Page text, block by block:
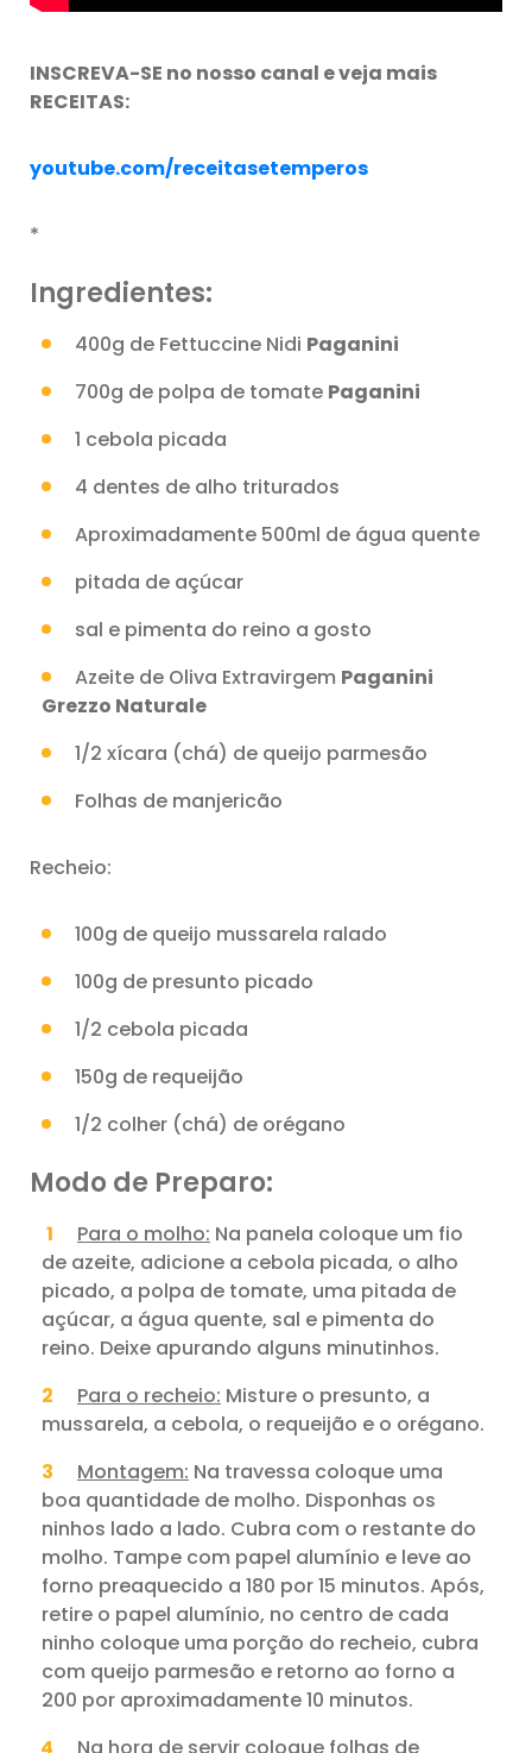
INSCREVA-SE no nosso canal e veja mais
RECEITAS:
youtube.com/receitasetemperos
*
Ingredientes:
400g de Fettuccine Nidi Paganini
700g de polpa de tomate Paganini
1 cebola picada
4 dentes de alho triturados
Aproximadamente 500ml de água quente
pitada de açúcar
sal e pimenta do reino a gosto
Azeite de Oliva Extravirgem Paganini
Grezzo Naturale
1/2 xícara (chá) de queijo parmesão
Folhas de manjericão
Recheio:
100g de queijo mussarela ralado
100g de presunto picado
1/2 cebola picada
150g de requeijão
1/2 colher (chá) de orégano
Modo de Preparo:
Para o molho: Na panela coloque um fio
de azeite, adicione a cebola picada, o alho
picado, a polpa de tomate, uma pitada de
açúcar, a água quente, sal e pimenta do
reino. Deixe apurando alguns minutinhos.
Para o recheio: Misture o presunto, a
mussarela, a cebola, o requeijão e o orégano.
Montagem: Na travessa coloque uma
boa quantidade de molho. Disponhas os
ninhos lado a lado. Cubra com o restante do
molho. Tampe com papel alumínio e leve ao
forno preaquecido a 180 por 15 minutos. Após,
retire o papel alumínio, no centro de cada
ninho coloque uma porção do recheio, cubra
com queijo parmesão e retorno ao forno a
200 por aproximadamente 10 minutos.
Na hora de servir coloque folhas de